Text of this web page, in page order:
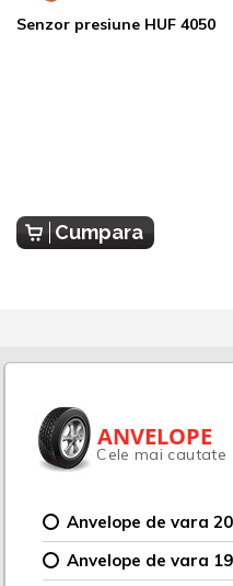
Senzor presiune HUF 4050
Cumpara
ANVELOPE
Cele mai cautate
Anvelope de vara
Anvelope de vara